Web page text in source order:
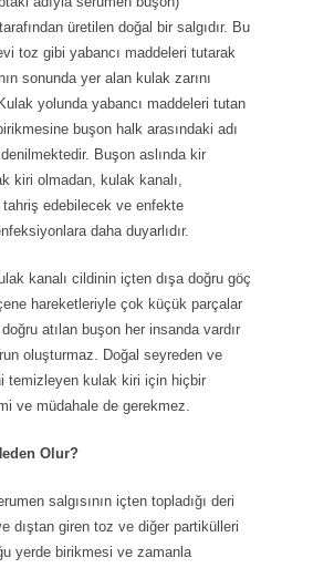
üretilen doğal bir salgıdır. Bu
toz gibi yabancı maddeleri tutarak
sonunda yer alan kulak zarını
yolunda yabancı maddeleri tutan
buşon halk arasındaki adı
Buşon aslında kir
kiri olmadan, kulak kanalı,
tahriş edebilecek ve enfekte
daha duyarlıdır.
kanalı cildinin içten dışa doğru göç
hareketleriyle çok küçük parçalar
atılan buşon her insanda vardır
oluşturmaz. Doğal seyreden ve
temizleyen kulak kiri için hiçbir
ve müdahale de gerekmez.
Olur?
salgısının içten topladığı deri
dıştan giren toz ve diğer partikülleri
yerde birikmesi ve zamanla